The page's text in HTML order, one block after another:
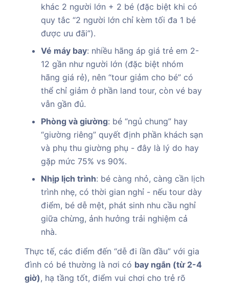
khác 2 người lớn + 2 bé (đặc biệt khi có
quy tắc “2 người lớn chỉ kèm tối đa 1 bé
được ưu đãi”).
Vé máy bay: nhiều hãng áp giá trẻ em 2-
12 gần như người lớn (đặc biệt nhóm
hãng giá rẻ), nên “tour giảm cho bé” có
thể chỉ giảm ở phần land tour, còn vé bay
vẫn gần đủ.
Phòng và giường: bé “ngủ chung” hay
“giường riêng” quyết định phần khách sạn
và phụ thu giường phụ - đây là lý do hay
gặp mức 75% vs 90%.
Nhịp lịch trình: bé càng nhỏ, càng cần lịch
trình nhẹ, có thời gian nghỉ - nếu tour dày
điểm, bé dễ mệt, phát sinh nhu cầu nghỉ
giữa chừng, ảnh hưởng trải nghiệm cả
nhà.
Thực tế, các điểm đến “dễ đi lần đầu” với gia
đình có bé thường là nơi có bay ngắn (từ 2-4
giờ), hạ tầng tốt, điểm vui chơi cho trẻ rõ